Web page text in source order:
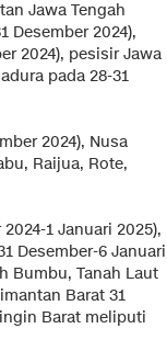
Jawa Tengah
Desember 2024),
2024), pesisir Jawa
pada 28-31
2024), Nusa
Raijua, Rote,
1 Januari 2025),
Desember-6 Januari
Bumbu, Tanah Laut
Barat 31
Barat meliputi